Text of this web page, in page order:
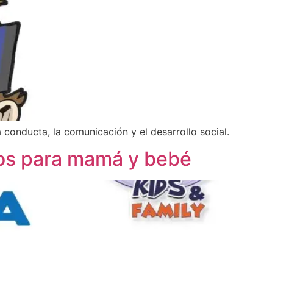
la comunicación y el desarrollo social.
para mamá y bebé